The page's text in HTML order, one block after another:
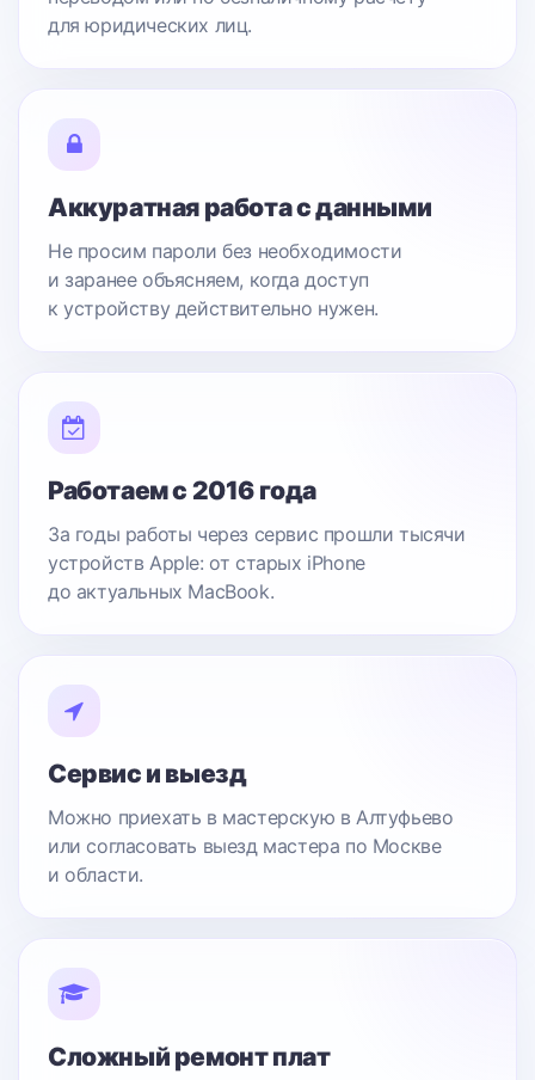
для юридических лиц.
Аккуратная работа с данными
Не просим пароли без необходимости
и заранее объясняем, когда доступ
к устройству действительно нужен.
Работаем с 2016 года
За годы работы через сервис прошли тысячи
устройств Apple: от старых iPhone
до актуальных MacBook.
Сервис и выезд
Можно приехать в мастерскую в Алтуфьево
или согласовать выезд мастера по Москве
и области.
Сложный ремонт плат